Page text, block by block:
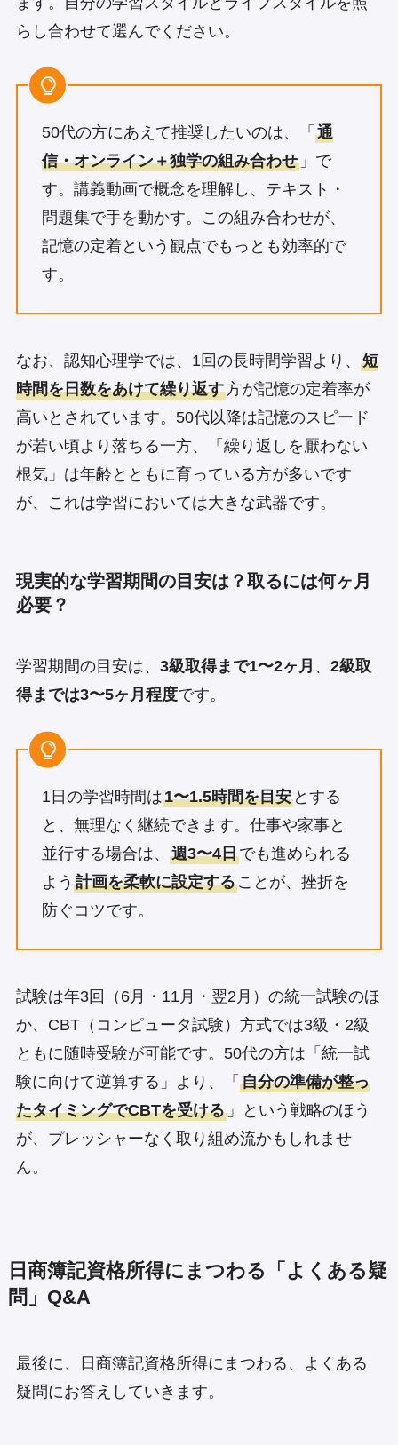
らし合わせて選んでください。
50代の方にあえて推奨したいのは、「 通
信・オンライン＋独学の組み合わせ」で
す。講義動画で概念を理解し、テキスト・
問題集で手を動かす。この組み合わせが、
記憶の定着という観点でもっとも効率的で
す。
なお、認知心理学では、1回の長時間学習より、 短
時間を日数をあけて繰り返す方が記憶の定着率が
高いとされています。50代以降は記憶のスピード
が若い頃より落ちる一方、「繰り返しを厭わない
根気」は年齢とともに育っている方が多いです
が、これは学習においては大きな武器です。
現実的な学習期間の目安は？取るには何ヶ月
必要？
学習期間の目安は、 3級取得まで1〜2ヶ月 、 2級取
得までは3〜5ヶ月程度です。
1日の学習時間は1〜1.5時間を目安とする
と、無理なく継続できます。仕事や家事と
並行する場合は、 週3〜4日でも進められる
よう 計画を柔軟に設定することが、挫折を
防ぐコツです。
試験は年3回（6月・11月・翌2月）の統一試験のほ
か、CBT（コンピュータ試験）方式では3級・2級
ともに随時受験が可能です。50代の方は「統一試
験に向けて逆算する」より、「 自分の準備が整っ
たタイミングでCBTを受ける」という戦略のほう
が、プレッシャーなく取り組め流かもしれませ
ん。
日商簿記資格所得にまつわる「よくある疑
問」Q&A
最後に、日商簿記資格所得にまつわる、よくある
疑問にお答えしていきます。